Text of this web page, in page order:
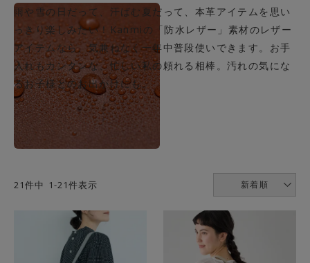
雨や雪の日だって、汗ばむ夏だって、本革アイテムを思い
っきり楽しみたい！Kanmiの「防水レザー」素材のレザー
アイテムなら、気兼ねなく一年中普段使いできます。お手
入れもカンタンな、忙しい私の頼れる相棒。汚れの気にな
るお子様とのお出かけにも。
新着順
21件中 1-21件表示